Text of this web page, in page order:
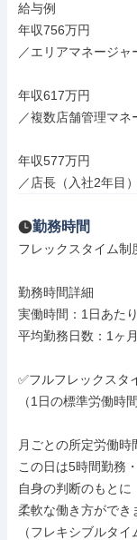
給与例
年収756万円
／エリアマネージャ
年収617万円
／複数店舗管理マネ
年収577万円
／店長（入社2年目）
勤務時間
フレックスタイム制
勤務時間詳細
実働時間：1日あた
平均勤務日数：1ヶ
✅フルフレックスタ
（1日の標準労働時
月ごとの所定労働時
この日は5時間勤務
自身の判断のもとに
柔軟な働き方ができ
（フレキシブルタイ